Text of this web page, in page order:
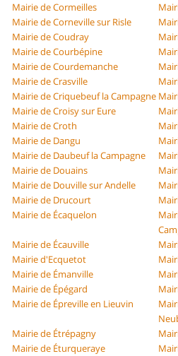
Mairie de Cormeilles
Mairie de Corneville sur Risle
Mairie de Coudray
Mairie de Courbépine
Mairie de Courdemanche
Mairie de Crasville
Mairie de Criquebeuf la Campagne
Mairie de Croisy sur Eure
Mairie de Croth
Mairie de Dangu
Mairie de Daubeuf la Campagne
Mairie de Douains
Mairie de Douville sur Andelle
Mairie de Drucourt
Mairie de Écaquelon
Mairie de Écauville
Mairie d'Ecquetot
Mairie de Émanville
Mairie de Épégard
Mairie de Épreville en Lieuvin
Mairie de Étrépagny
Mairie de Éturqueraye